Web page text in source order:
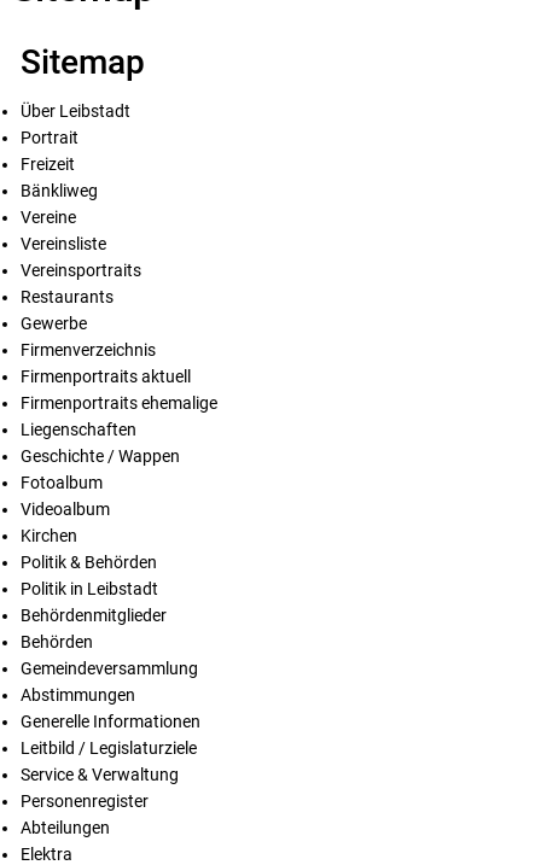
Sitemap
Über Leibstadt
Portrait
Freizeit
Bänkliweg
Vereine
Vereinsliste
Vereinsportraits
Restaurants
Gewerbe
Firmenverzeichnis
Firmenportraits aktuell
Firmenportraits ehemalige
Liegenschaften
Geschichte / Wappen
Fotoalbum
Videoalbum
Kirchen
Politik & Behörden
Politik in Leibstadt
Behördenmitglieder
Behörden
Gemeindeversammlung
Abstimmungen
Generelle Informationen
Leitbild / Legislaturziele
Service & Verwaltung
Personenregister
Abteilungen
Elektra